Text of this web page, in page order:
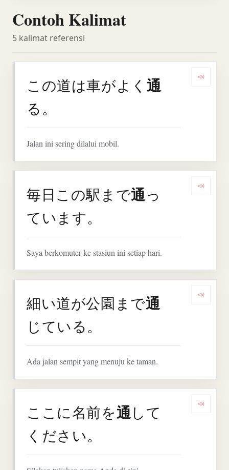
Contoh Kalimat
5 kalimat referensi
この道は車がよく 通
る。
Jalan ini sering dilalui mobil.
毎日この駅まで通っ
ています。
Saya berkomuter ke stasiun ini setiap hari.
細い道が公園まで通
じている。
Ada jalan sempit yang menuju ke taman.
ここに名前を通して
ください。